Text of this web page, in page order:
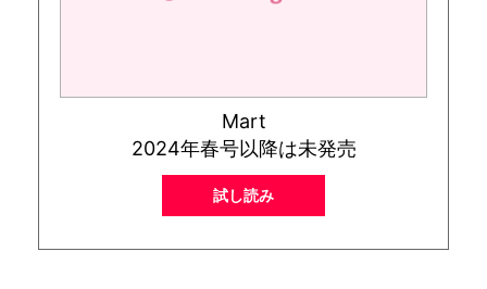
Mart
2024年春号以降は未発売
試し読み